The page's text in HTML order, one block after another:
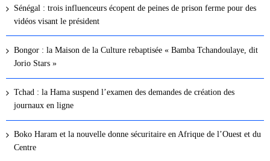
Sénégal : trois influenceurs écopent de peines de prison ferme pour des
vidéos visant le président
Bongor : la Maison de la Culture rebaptisée « Bamba Tchandoulaye, dit
Jorio Stars »
Tchad : la Hama suspend l’examen des demandes de création des
journaux en ligne
Boko Haram et la nouvelle donne sécuritaire en Afrique de l’Ouest et du
Centre